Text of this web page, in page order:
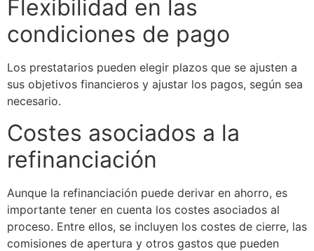
Flexibilidad en las
condiciones de pago
Los prestatarios pueden elegir plazos que se ajusten a
sus objetivos financieros y ajustar los pagos, según sea
necesario.
Costes asociados a la
refinanciación
Aunque la refinanciación puede derivar en ahorro, es
importante tener en cuenta los costes asociados al
proceso. Entre ellos, se incluyen los costes de cierre, las
comisiones de apertura y otros gastos que pueden